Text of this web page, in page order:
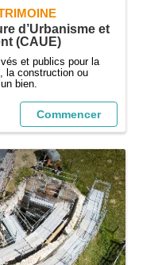
d’Urbanisme et
(CAUE)
et publics pour la
la construction ou
bien.
Commencer